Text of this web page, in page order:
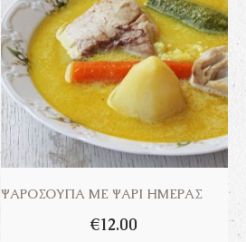
ΨΑΡΌΣΟΥΠΑ ΜΕ ΨΆΡΙ ΗΜΈΡΑΣ
€12.00